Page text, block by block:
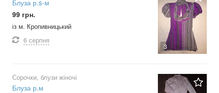
3
Блуза р.s-м
99 грн.
із м. Кропивницький
6 серпня
Сорочки, блузи жіночі
Блуза р.м